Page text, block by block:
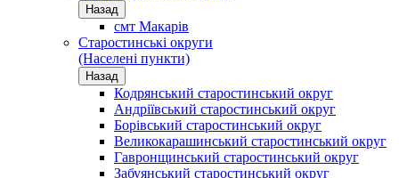
Назад
смт Макарів
Старостинські округи
(Населені пункти)
Назад
Кодрянський старостинський округ
Андріївський старостинський округ
Борівський старостинський округ
Великокарашинський старостинський округ
Гавронщинський старостинський округ
Забуянський старостинський округ